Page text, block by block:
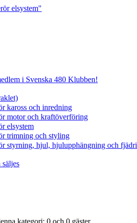
elsystem"
i Svenska 480 Klubben!
kaross och inredning
motor och kraftöverföring
elsystem
trimning och styling
styrning, hjul, hjulupphängning och
kategori: 0 och 0 gäster